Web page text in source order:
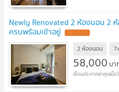
Newly Renovated 2 ห้องนอน 2
ครบพร้อมเข้าอยู่
2 ห้องนอน
58,000 บา